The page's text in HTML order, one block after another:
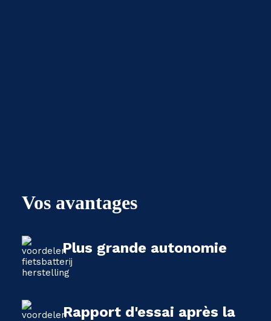
Vos avantages
Plus grande autonomie
Rapport d'essai après la